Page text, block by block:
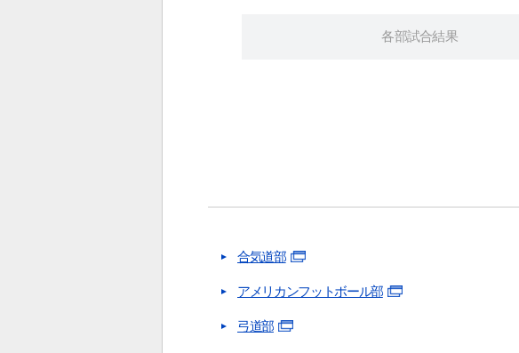
各部試合結果
合気道部
アメリカンフットボール部
弓道部